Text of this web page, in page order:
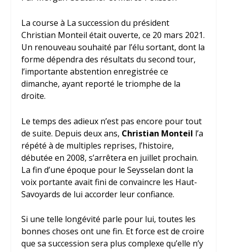
La course à La succession du président
Christian Monteil était ouverte, ce 20 mars 2021.
Un renouveau souhaité par l’élu sortant, dont la
forme dépendra des résultats du second tour,
l’importante abstention enregistrée ce
dimanche, ayant reporté le triomphe de la
droite.
Le temps des adieux n’est pas encore pour tout
de suite. Depuis deux ans, Christian Monteil l’a
répété à de multiples reprises, l’histoire,
débutée en 2008, s’arrêtera en juillet prochain.
La fin d’une époque pour le Seysselan dont la
voix portante avait fini de convaincre les Haut-
Savoyards de lui accorder leur confiance.
Si une telle longévité parle pour lui, toutes les
bonnes choses ont une fin. Et force est de croire
que sa succession sera plus complexe qu’elle n’y